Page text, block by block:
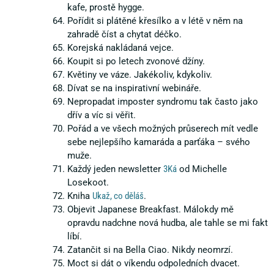
kafe, prostě hygge.
Pořídit si plátěné křesílko a v létě v něm na
zahradě číst a chytat déčko.
Korejská nakládaná vejce.
Koupit si po letech zvonové džíny.
Květiny ve váze. Jakékoliv, kdykoliv.
Dívat se na inspirativní webináře.
Nepropadat imposter syndromu tak často jako
dřív a víc si věřit.
Pořád a ve všech možných průserech mít vedle
sebe nejlepšího kamaráda a parťáka – svého
muže.
Každý jeden newsletter 3Ká od Michelle
Losekoot.
Kniha Ukaž, co děláš.
Objevit Japanese Breakfast. Málokdy mě
opravdu nadchne nová hudba, ale tahle se mi fakt
líbí.
Zatančit si na Bella Ciao. Nikdy neomrzí.
Moct si dát o víkendu odpoledních dvacet.